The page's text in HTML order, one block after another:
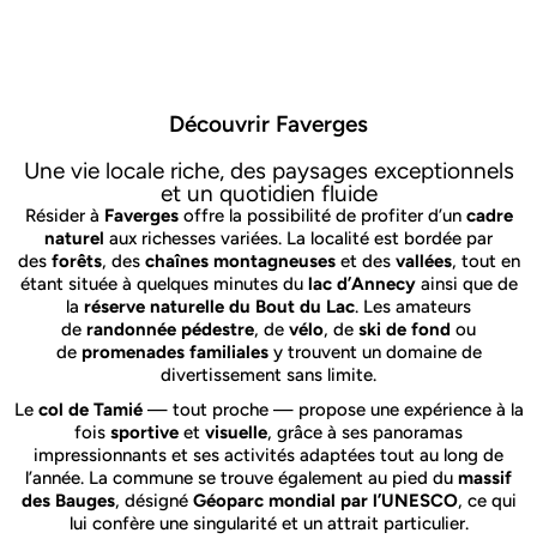
Découvrir Faverges
Une vie locale riche, des paysages exceptionnels
et un quotidien fluide
Résider à Favergesoffre la possibilité de profiter d’un cadre
naturel aux richesses variées. La localité est bordée par
des forêts, des chaînes montagneuseset des vallées, tout en
étant située à quelques minutes du lac d’Annecyainsi que de
la réserve naturelle du Bout du Lac. Les amateurs
de randonnée pédestre, de vélo, de ski de fond ou
de promenades familialesy trouvent un domaine de
divertissement sans limite.
Le col de Tamié— tout proche — propose une expérience à la
fois sportive et visuelle, grâce à ses panoramas
impressionnants et ses activités adaptées tout au long de
l’année. La commune se trouve également au pied du massif
des Bauges, désigné Géoparc mondial par l’UNESCO, ce qui
lui confère une singularité et un attrait particulier.